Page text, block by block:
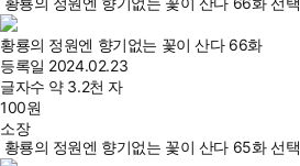
황룡의 정원엔 향기없는 꽃이 산다 66화
등록일 2024.02.23
글자수 약 3.2천 자
100원
소장
황룡의 정원엔 향기없는 꽃이 산다 65화 선택